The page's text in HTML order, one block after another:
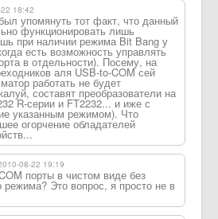
18:42
упомянуть тот факт, что данный
функционировать лишь
при наличии режима Bit Bang у
есть возможность управлять
в отдельности). Посему, на
аля USB-to-COM сей
работать не будет
составят преобразователи на
R-серии и FT2232... и иже с
указанным режимом). Что
огорчение обладателей
08-22 19:19
порты в чистом виде без
режима? Это вопрос, я просто не в